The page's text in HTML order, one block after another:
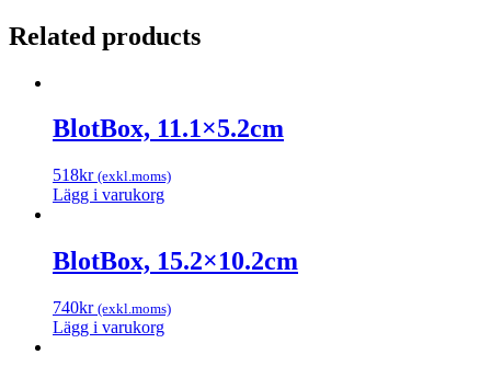
Related products
BlotBox, 11.1×5.2cm
518kr (exkl.moms)
Lägg i varukorg
BlotBox, 15.2×10.2cm
740kr (exkl.moms)
Lägg i varukorg